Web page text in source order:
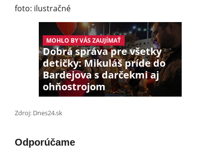
foto: ilustračné
MOHLO BY VÁS ZAUJÍMAŤ
Dobrá správa pre všetky
detičky: Mikuláš príde do
Bardejova s darčekmi aj
ohňostrojom
Zdroj: Dnes24.sk
Odporúčame